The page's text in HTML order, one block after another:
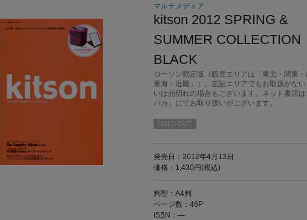
マルチメディア
kitson 2012 SPRING &
SUMMER COLLECTION
BLACK
ローソン限定版（販売エリアは「東北・関東・
東海・近畿」）。左記エリアでもお取扱がない
いは品切れの場合もございます。ネット書店
パカ」にてお取り扱いがございます。
SOLD OUT
発売日：2012年4月13日
価格：1,430円(税込)
判型：A4判
ページ数：46P
ISBN：---